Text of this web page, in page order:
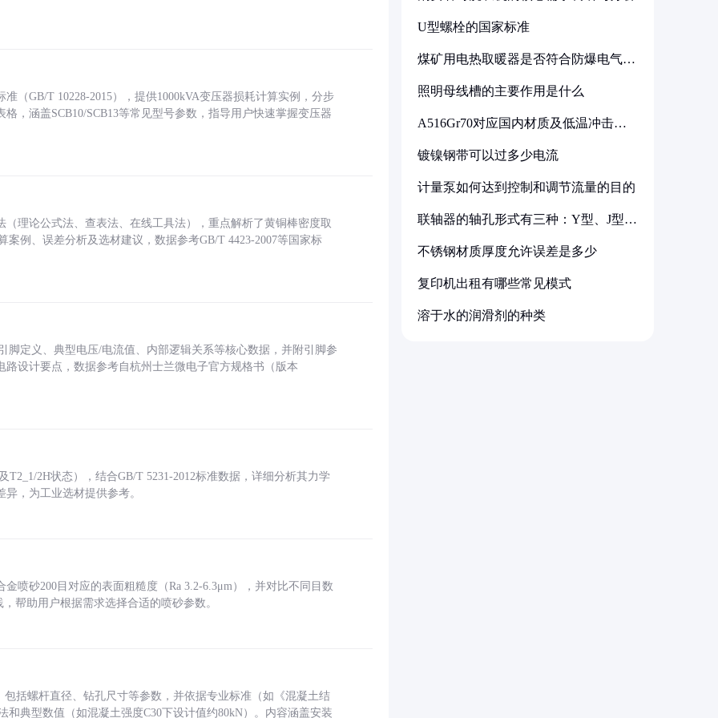
（GB/T 10228-2015），提供1000kVA变压器损耗计算实例，分步
，涵盖SCB10/SCB13等常见型号参数，指导用户快速掌握变压器
理论公式法、查表法、在线工具法），重点解析了黄铜棒密度取
案例、误差分析及选材建议，数据参考GB/T 4423-2007等国家标
脚定义、典型电压/电流值、内部逻辑关系等核心数据，并附引脚参
设计要点，数据参考自杭州士兰微电子官方规格书（版本
2H状态），结合GB/T 5231-2012标准数据，详细分析其力学
，为工业选材提供参考。
喷砂200目对应的表面粗糙度（Ra 3.2-6.3μm），并对比不同目数
帮助用户根据需求选择合适的喷砂参数。
括螺杆直径、钻孔尺寸等参数，并依据专业标准（如《混凝土结
和典型数值（如混凝土强度C30下设计值约80kN）。内容涵盖安装
U型螺栓的国家标准
煤矿用电热取暖器是否符合防爆电气设
照明母线槽的主要作用是什么
A516Gr70对应国内材质及低温冲击要
镀镍钢带可以过多少电流
计量泵如何达到控制和调节流量的目的
联轴器的轴孔形式有三种：Y型、J型、
不锈钢材质厚度允许误差是多少
复印机出租有哪些常见模式
溶于水的润滑剂的种类